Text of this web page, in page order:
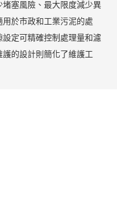
塞風險、最大限度減少異
於市政和工業污泥的處
定可精確控制處理量和濾
的設計則簡化了維護工